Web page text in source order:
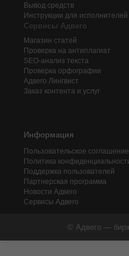
Вывод средств
Инструкции для исполнителей
Сервисы Адвего
Магазин статей
Проверка на антиплагиат
SEO-анализ текста
Проверка орфографии
Адвего Лингвист
Заказ контента и услуг
Информация
Пользовательское соглашение
Политика
Поддержка пользователей
Партнерская программа
Новости Адвего
Сервисы Адвего
© Адвего —